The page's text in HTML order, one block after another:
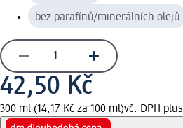
bez parafínů/minerálních olejů
42,50 Kč
300 ml (14,17 Kč za 100 ml)vč. DPH plus